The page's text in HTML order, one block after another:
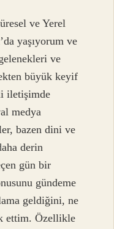
ve Yerel
yaşıyorum ve
ve
büyük keyif
iletişimde
medya
bazen dini ve
derin
gün bir
gündeme
geldiğini, ne
ettim. Özellikle